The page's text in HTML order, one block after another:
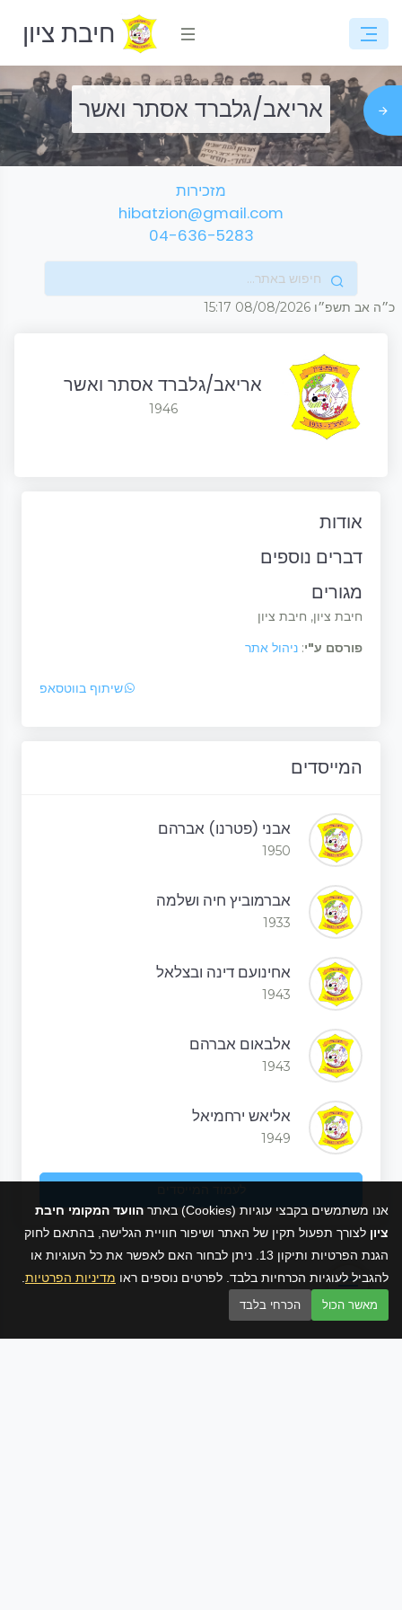
אנו משתמשים בקבצי עוגיות (Cookies) באתר
הוועד המקומי חיבת
ציון לצורך תפעול תקין של האתר ושיפור חוויית הגלישה, בהתאם לחוק
הגנת הפרטיות ותיקון 13. ניתן לבחור האם לאפשר את כל העוגיות או
להגביל לעוגיות הכרחיות בלבד. לפרטים נוספים ראו מדיניות הפרטיות
מאשר הכול הכרחי בלבד
חיבת ציון
אריאב/גלברד אסתר ואשר
מזכירות
hibatzion@gmail.com
04-636-5283
כ״ה אב תשפ״ו 08/08/2026
15:17
אריאב/גלברד אסתר ואשר
1946
אודות
דברים נוספים
מגורים
חיבת ציון, חיבת ציון
פורסם ע"י: ניהול אתר
שיתוף בווטסאפ
המייסדים
אבני (פטרנו) אברהם
1950
אברמוביץ חיה ושלמה
1933
אחינועם דינה ובצלאל
1943
אלבאום אברהם
1943
אליאש ירחמיאל
1949